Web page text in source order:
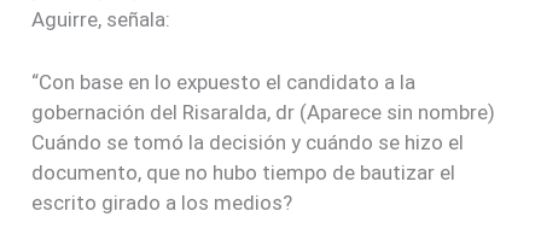
Aguirre, señala:
“Con base en lo expuesto el candidato a la
gobernación del Risaralda, dr (Aparece sin nombre)
Cuándo se tomó la decisión y cuándo se hizo el
documento, que no hubo tiempo de bautizar el
escrito girado a los medios?